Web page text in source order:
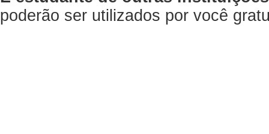
poderão ser utilizados por você